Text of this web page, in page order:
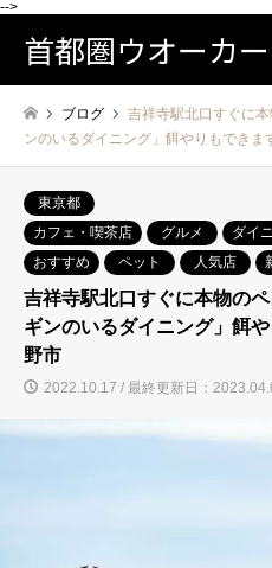
-->
首都圏ウオーカー
ブログ
吉祥寺駅北口すぐに
ンのいるダイニング」餌やりもできま
東京都
カフェ・喫茶店
グルメ ダイ
おすすめ
ペット 人気店
吉祥寺駅北口すぐに本物の
ギンのいるダイニング」餌
野市
2022.10.17 / 最終更新日：